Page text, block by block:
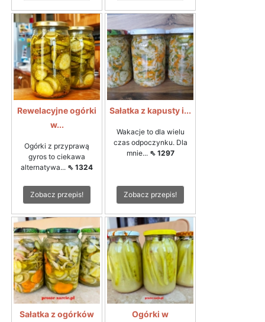
Rewelacyjne ogórki
w...
Ogórki z przyprawą
gyros to ciekawa
alternatywa... ⇖ 1324
Zobacz przepis!
Sałatka z kapusty i...
Wakacje to dla wielu
czas odpoczynku. Dla
mnie... ⇖ 1297
Zobacz przepis!
Sałatka z ogórków
Ogórki w